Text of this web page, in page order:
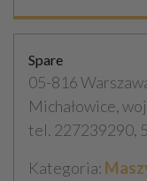
Spare
05-816
Michałowice,
tel. 227239290,
Kategoria: